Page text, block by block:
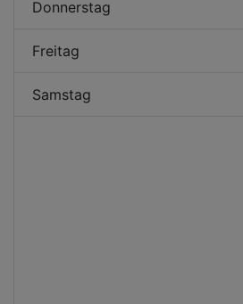
Donnerstag
Freitag
Samstag